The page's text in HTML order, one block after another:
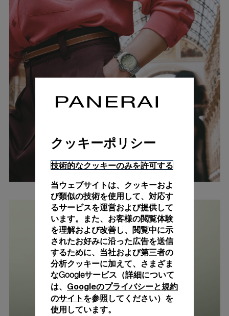
クッキーポリシー
技術的なクッキーのみを許可する
当ウェブサイトは、クッキーおよ
び類似の技術を使用して、対応す
るサービスを運営および提供して
います。また、お客様の閲覧体験
を理解および改善し、閲覧中に示
されたお好みに沿った広告を送信
するために、当社および第三者の
分析クッキーに加えて、さまざま
なGoogleサービス（詳細について
は、 Googleのプライバシーと規約
のサイト を参照してください）を
使用しています。